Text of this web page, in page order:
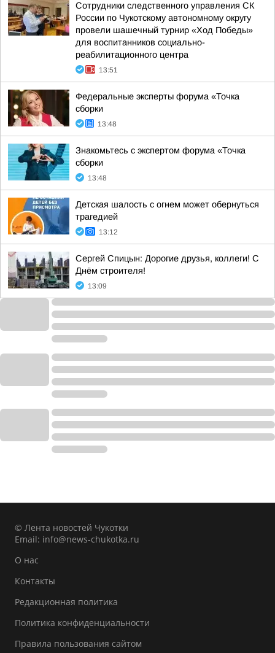
Сотрудники следственного управления СК
России по Чукотскому автономному округу
провели шашечный турнир «Ход Победы»
для воспитанников социально-
реабилитационного центра
13:51
Федеральные эксперты форума «Точка
сборки
13:48
Знакомьтесь с экспертом форума «Точка
сборки
13:48
Детская шалость с огнем может обернуться
трагедией
13:12
Сергей Спицын: Дорогие друзья, коллеги! С
Днём строителя!
13:09
© Лента новостей Чукотки
Email: info@news-chukotka.ru
О нас
Контакты
Редакционная политика
Политика конфиденциальности
Правила пользования сайтом